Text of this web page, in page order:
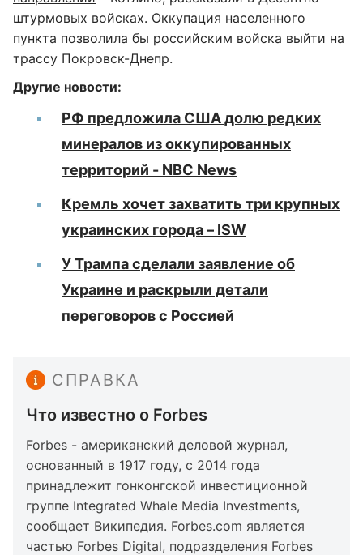
штурмовых войсках. Оккупация населенного
пункта позволила бы российским войска выйти на
трассу Покровск-Днепр.
Другие новости:
РФ предложила США долю редких
минералов из оккупированных
территорий - NBC News
Кремль хочет захватить три крупных
украинских города – ISW
У Трампа сделали заявление об
Украине и раскрыли детали
переговоров с Россией
СПРАВКА
Что известно о Forbes
Forbes - американский деловой журнал,
основанный в 1917 году, с 2014 года
принадлежит гонконгской инвестиционной
группе Integrated Whale Media Investments,
сообщает Википедия. Forbes.com является
частью Forbes Digital, подразделения Forbes